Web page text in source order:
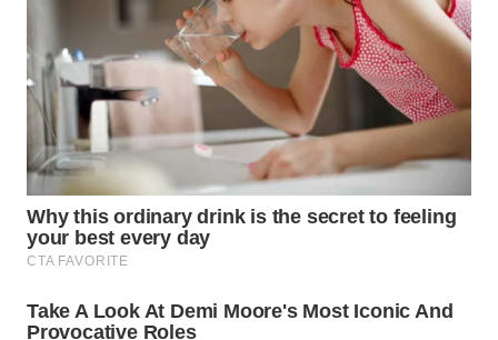
SOLO
WN
BOROBUDUR
WN
MADURA
SURABAYA